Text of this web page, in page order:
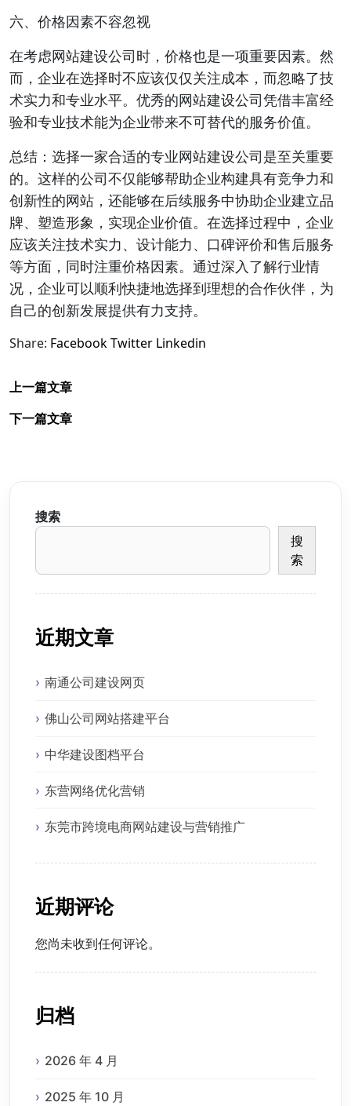
六、价格因素不容忽视
在考虑网站建设公司时，价格也是一项重要因素。然
而，企业在选择时不应该仅仅关注成本，而忽略了技
术实力和专业水平。优秀的网站建设公司凭借丰富经
验和专业技术能为企业带来不可替代的服务价值。
总结：选择一家合适的专业网站建设公司是至关重要
的。这样的公司不仅能够帮助企业构建具有竞争力和
创新性的网站，还能够在后续服务中协助企业建立品
牌、塑造形象，实现企业价值。在选择过程中，企业
应该关注技术实力、设计能力、口碑评价和售后服务
等方面，同时注重价格因素。通过深入了解行业情
况，企业可以顺利快捷地选择到理想的合作伙伴，为
自己的创新发展提供有力支持。
Share: FacebookTwitter Linkedin
上一篇文章
下一篇文章
搜索
搜
索
近期文章
南通公司建设网页
佛山公司网站搭建平台
中华建设图档平台
东营网络优化营销
东莞市跨境电商网站建设与营销推广
近期评论
您尚未收到任何评论。
归档
2026 年 4 月
2025 年 10 月